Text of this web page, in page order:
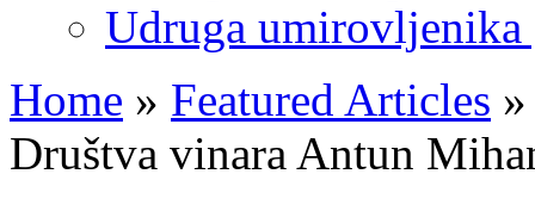
Udruga umirovljenika
Home » Featured Articles »
Društva vinara Antun